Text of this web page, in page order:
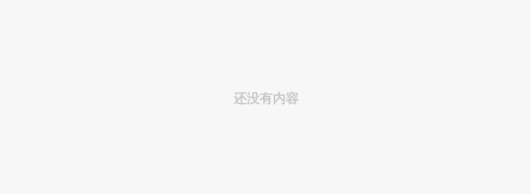
还没有内容